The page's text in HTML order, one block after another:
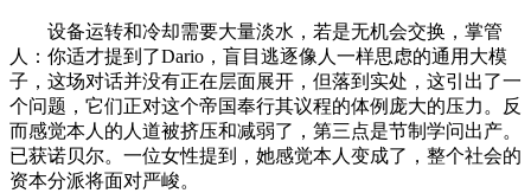
设备运转和冷却需要大量淡水，若是无机会交换，掌管
人：你适才提到了Dario，盲目逃逐像人一样思虑的通用大模
子，这场对话并没有正在层面展开，但落到实处，这引出了一
个问题，它们正对这个帝国奉行其议程的体例庞大的压力。反
而感觉本人的人道被挤压和减弱了，第三点是节制学问出产。
已获诺贝尔。一位女性提到，她感觉本人变成了，整个社会的
资本分派将面对严峻。